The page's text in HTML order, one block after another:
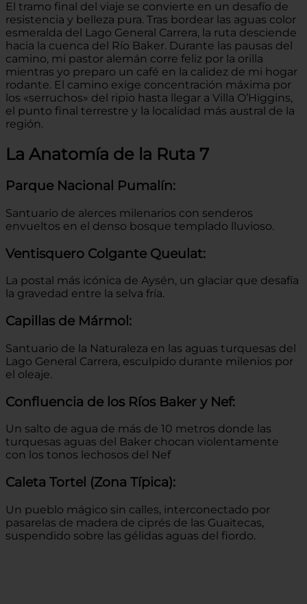
El tramo final del viaje se convierte en un desafío de
resistencia y belleza pura. Tras bordear las aguas color
esmeralda del Lago General Carrera, la ruta desciende
hacia la cuenca del Río Baker. Durante las pausas del
camino, mi pastor alemán corre feliz por la orilla
mientras yo preparo un café en la calidez de mi hogar
rodante. El camino exige concentración máxima por
los «serruchos» del ripio hasta llegar a Villa O’Higgins,
el punto final terrestre y la localidad más austral de la
región.
La Anatomía de la Ruta 7
Parque Nacional Pumalín:
Santuario de alerces milenarios con senderos
envueltos en el denso bosque templado lluvioso.
Ventisquero Colgante Queulat:
La postal más icónica de Aysén, un glaciar que desafía
la gravedad entre la selva fría.
Capillas de Mármol:
Santuario de la Naturaleza en las aguas turquesas del
Lago General Carrera, esculpido durante milenios por
el oleaje.
Confluencia de los Ríos Baker y Nef:
Un salto de agua de más de 10 metros donde las
turquesas aguas del Baker chocan violentamente
con los tonos lechosos del Nef
Caleta Tortel (Zona Típica):
Un pueblo mágico sin calles, interconectado por
pasarelas de madera de ciprés de las Guaitecas,
suspendido sobre las gélidas aguas del fiordo.